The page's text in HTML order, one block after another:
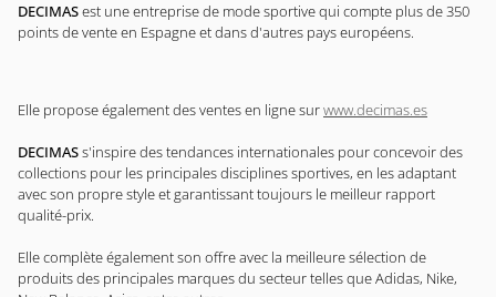
DECIMASest une entreprise de mode sportive qui compte plus de 350
points de vente en Espagne et dans d'autres pays européens.
Elle propose également des ventes en ligne surwww.decimas.es
DECIMASs'inspire des tendances internationales pour concevoir des
collections pour les principales disciplines sportives, en les adaptant
avec son propre style et garantissant toujours le meilleur rapport
qualité-prix.
Elle complète également son offre avec la meilleure sélection de
produits des principales marques du secteur telles que Adidas, Nike,